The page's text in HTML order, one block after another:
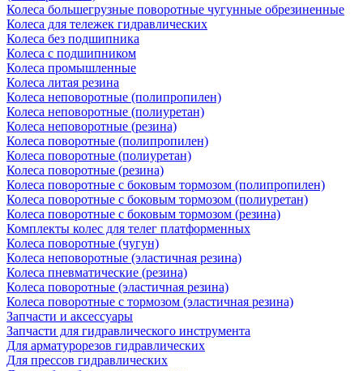
Колеса большегрузные поворотные чугунные обрезиненные
Колеса для тележек гидравлических
Колеса без подшипника
Колеса с подшипником
Колеса промышленные
Колеса литая резина
Колеса неповоротные (полипропилен)
Колеса неповоротные (полиуретан)
Колеса неповоротные (резина)
Колеса поворотные (полипропилен)
Колеса поворотные (полиуретан)
Колеса поворотные (резина)
Колеса поворотные c боковым тормозом (полипропилен)
Колеса поворотные c боковым тормозом (полиуретан)
Колеса поворотные c боковым тормозом (резина)
Комплекты колес для телег платформенных
Колеса поворотные (чугун)
Колеса неповоротные (эластичная резина)
Колеса пневматические (резина)
Колеса поворотные (эластичная резина)
Колеса поворотные c тормозом (эластичная резина)
Запчасти и аксессуары
Запчасти для гидравлического инструмента
Для арматурорезов гидравлических
Для прессов гидравлических